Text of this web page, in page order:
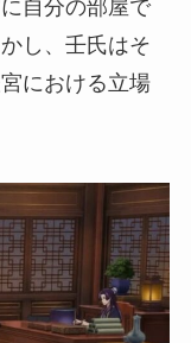
自分の部屋で
し、壬氏はそ
における立場